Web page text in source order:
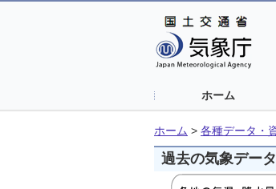
ホーム
ホーム > 各種データ・
過去の気象デー